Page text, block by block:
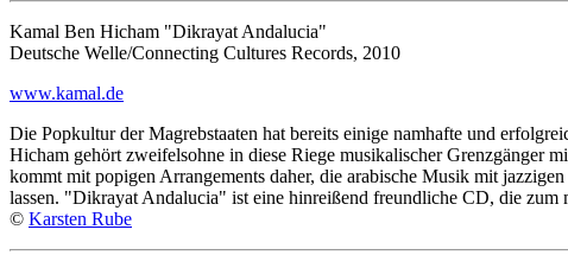
Kamal Ben Hicham "Dikrayat Andalucia"
Deutsche Welle/Connecting Cultures Records, 2010
www.kamal.de
Die Popkultur der Magrebstaaten hat bereits einige namhafte und
Hicham gehört zweifelsohne in diese Riege musikalischer Grenzgänger
kommt mit popigen Arrangements daher, die arabische Musik mit
lassen. "Dikrayat Andalucia" ist eine hinreißend freundliche CD, die zum
© Karsten Rube